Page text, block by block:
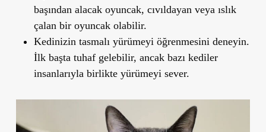
başından alacak oyuncak, cıvıldayan veya ıslık
çalan bir oyuncak olabilir.
Kedinizin tasmalı yürümeyi öğrenmesini deneyin.
İlk başta tuhaf gelebilir, ancak bazı kediler
insanlarıyla birlikte yürümeyi sever.